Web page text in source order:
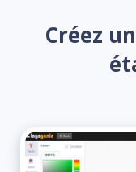
Créez